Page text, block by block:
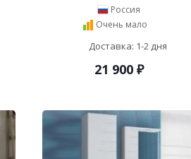
Россия
Очень мало
Доставка: 1-2 дня
21 900₽